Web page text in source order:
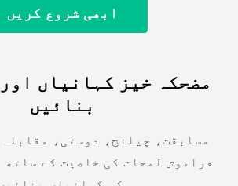
ابھی شروع کریں
مضحکہ خیز کہانیاں
بنائیں
مسابقت، چیلنج، دوستی،
فراموش لمحات کی خاصیت کے ساتھ